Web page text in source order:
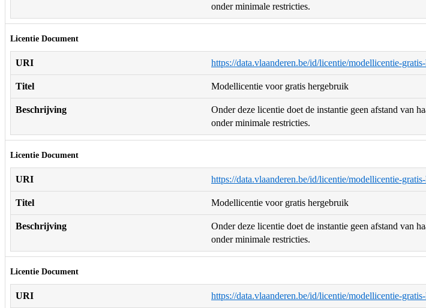
onder minimale restricties.
Licentie Document
URI https://data.vlaanderen.be/id/licentie/modellicentie-
Titel Modellicentie voor gratis hergebruik
Beschrijving
Onder deze licentie doet de instantie geen afstand van
onder minimale restricties.
Licentie Document
URI https://data.vlaanderen.be/id/licentie/modellicentie-
Titel Modellicentie voor gratis hergebruik
Beschrijving
Onder deze licentie doet de instantie geen afstand van
onder minimale restricties.
Licentie Document
URI https://data.vlaanderen.be/id/licentie/modellicentie-